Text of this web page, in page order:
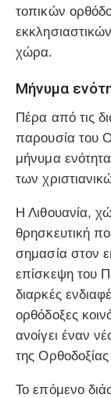
τοπικών
χώρα.
Μήνυμα
Πέρα από τις
παρουσία του
μήνυμα
των
Η Λιθουανία,
θρησκευτική
σημασία στον
επίσκεψη του
διαρκές
ορθόδοξες
ανοίγει έναν
της
Το επόμενο